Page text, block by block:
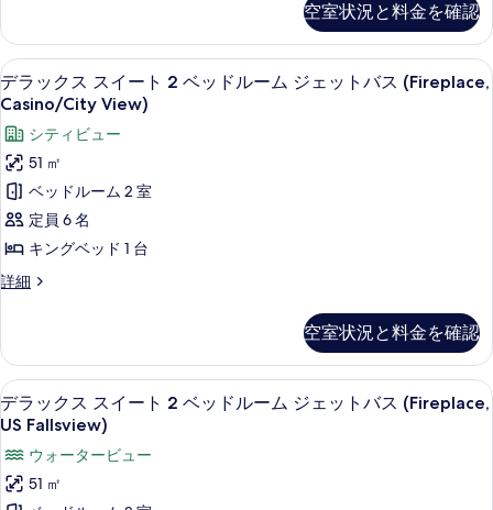
の
す
べ
て
の
写
真
を
表
示
る
Shower)
の
詳
細
ド
台
(Whirpool,
US
Fallsview)
の
す
べ
て
真
を
表
示
す
る
キ
ン
グ
ベ
ド
台
(Whirpool,
US
の
詳
細
空室状況と料金を確認
デ
ラ
ッ
ク
ス
ス
イ
ー
ベ
ッ
ド
ル
ー
ム
低刺激性寝具、セーフティボックス
3
デラックス スイート 2 ベッドルーム ジェットバス (Fireplace,
Casino/City View)
シティビュー
51 ㎡
ベッドルーム 2 室
定員 6 名
キングベッド 1 台
詳細
デ
ス
ス
イ
ー
2
ベ
ッ
空室状況と料金を確認
デ
ラ
ッ
ク
低刺激性寝具、セーフティボックス
3
デラックス スイート 2 ベッドルーム ジェットバス (Fireplace,
US Fallsview)
ウォータービュー
51 ㎡